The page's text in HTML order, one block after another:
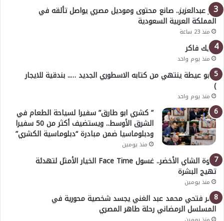
بدر عبدالعزيز.. صانع محتوى وموديل مصري يواصل تألقه في
المملكة العربية السعودية
منذ 23 ساعة
خليك فاكر
منذ يوم واحد
( أبو عيطة ينتهي من كتابه الاسطوري الجديد ….. بندقية للايجار
)
منذ يوم واحد
” كشري ابو طارق” سفيرا لسياحة الطعام في
الشرق الأوسط.. ويستضيف أكثر من 50 سفيرا
ودبلوماسيا ضمن مبادرة “دبلوماسية الكشري”
منذ يومين
قوة الشاي الأخضر.. غسول Face Time الخيار الأمثل لتهدئة
تهيج البشرة
منذ يومين
عمر فتحي محمد عبد الغني يجسد شخصية محورية في
المسلسل الرمضاني رحلة طاهر المصري